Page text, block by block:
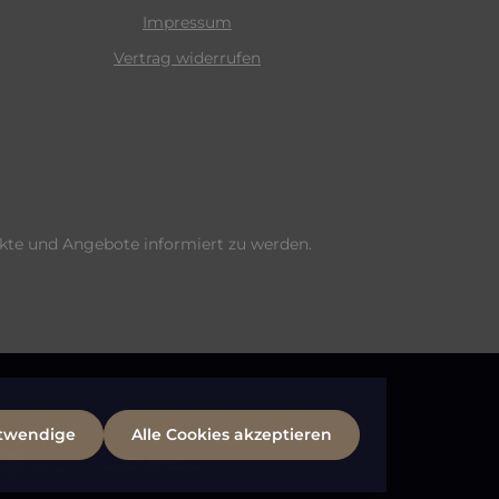
Impressum
Vertrag widerrufen
und Angebote informiert zu werden.
Alle Cookies akzeptieren